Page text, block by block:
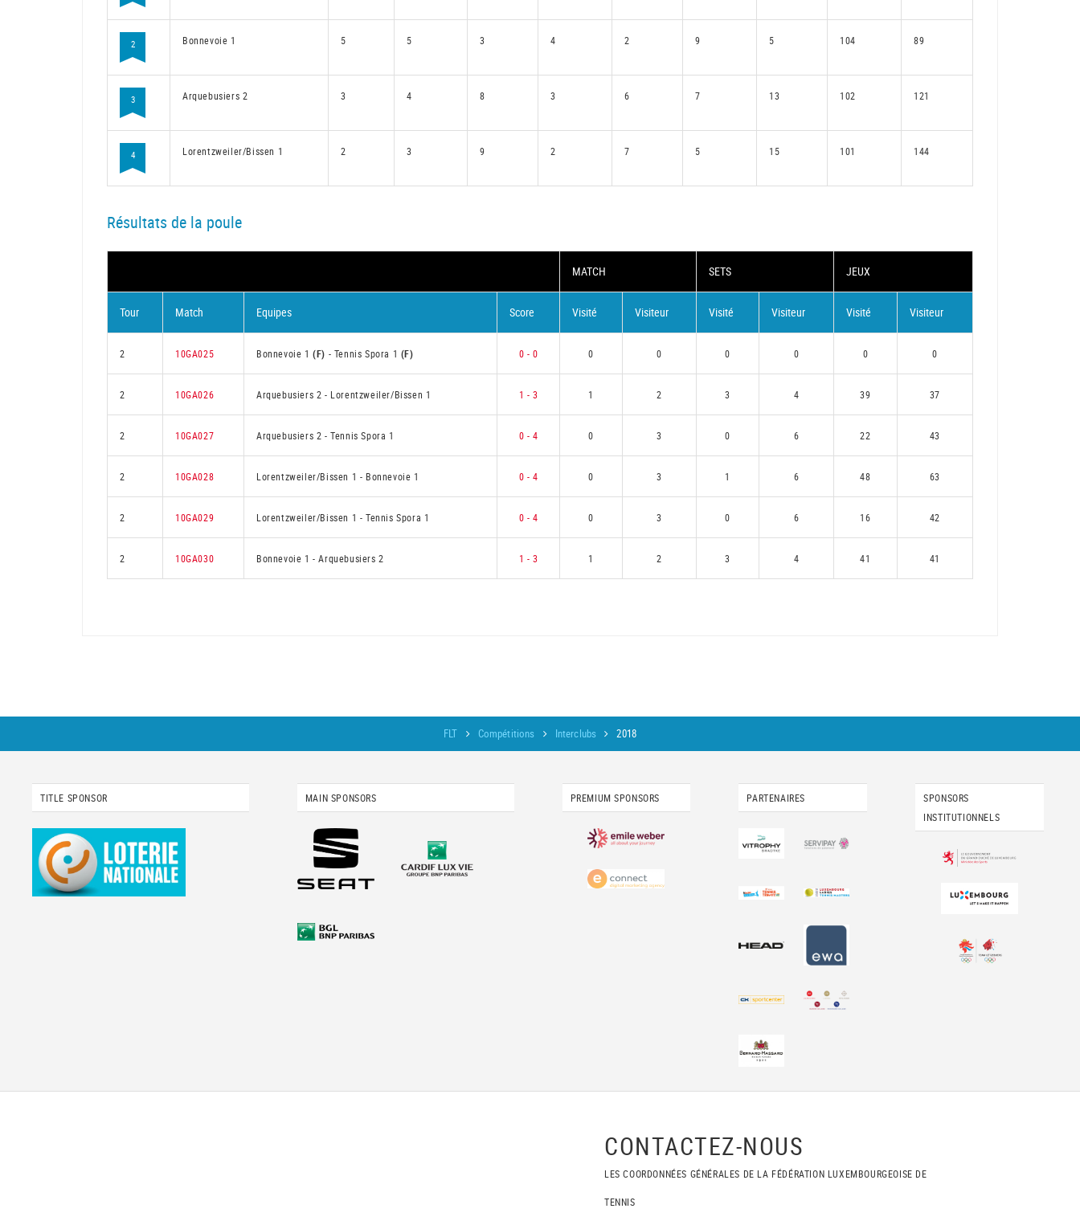
2 Bonnevoie 1 5 5 3 4 2 9 5 104 89
3 Arquebusiers 2 3 4 8 3 6 7 13 102 121
4 Lorentzweiler/Bissen 1 2 3 9 2 7 5 15 101 144
Résultats de la poule
MATCH SETS JEUX
Tour Match Equipes Score Visité Visiteur Visité Visiteur Visité Visiteur
2 10GA025 Bonnevoie 1(F) - Tennis Spora 1 (F) 0 - 0 0 0 0 0 0 0
2 10GA026 Arquebusiers 2 - Lorentzweiler/Bissen 1 1 - 3 1 2 3 4 39 37
2 10GA027 Arquebusiers 2 -Tennis Spora 1 0 - 4 0 3 0 6 22 43
2 10GA028 Lorentzweiler/Bissen 1 - Bonnevoie 1 0 - 4 0 3 1 6 48 63
2 10GA029 Lorentzweiler/Bissen 1 -Tennis Spora 1 0 - 4 0 3 0 6 16 42
2 10GA030 Bonnevoie 1-Arquebusiers 2 1 - 3 1 2 3 4 41 41
FLT Compétitions Interclubs 2018
TITLE SPONSOR MAIN SPONSORS PREMIUM SPONSORS PARTENAIRES
SPONSORS
INSTITUTIONNELS
CONTACTEZ-NOUS
LES COORDONNÉES GÉNÉRALES DE LA FÉDÉRATION LUXEMBOURGEOISE DE
TENNIS